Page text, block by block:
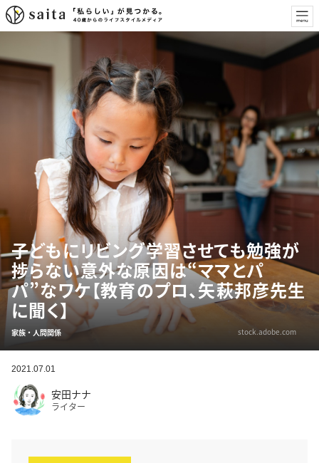
子どもにリビング学習させても勉強が
捗らない意外な原因は“ママとパ
パ”なワケ【教育のプロ、矢萩邦彦先生
に聞く】
家族・人間関係 stock.adobe.com
2021.07.01
安田ナナ
ライター